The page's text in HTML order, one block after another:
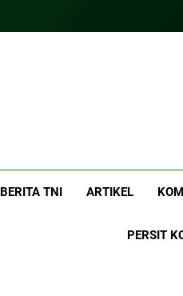
BERITA TNI ARTIKEL
PERSIT